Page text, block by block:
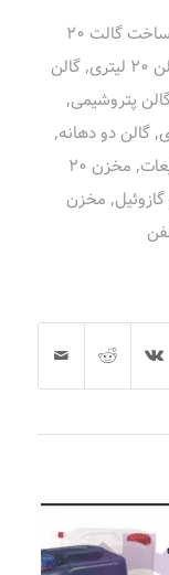
ساخت گالت 20
, گالن
پتروشیمی,
, گالن دو دهانه,
,
مخزن 20
, مخزن